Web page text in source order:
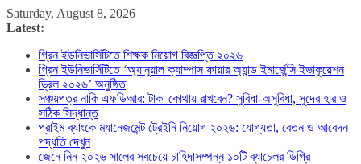
Skip
to
Saturday, August 8, 2026
Latest:
গ্রিন ইউনিভার্সিটিতে শিক্ষক নিয়োগ বিজ্ঞপ্তি ২০২৬
গ্রিন ইউনিভার্সিটিতে ‘অ্যানুয়াল ক্যাম্পাস ফায়ার অ্যান্ড ইমার্জেন্সি ইভাকুয়েশন
ড্রিল ২০২৬’ অনুষ্ঠিত
সঞ্চয়পত্র নাকি এফডিআর: টাকা কোথায় রাখবেন? সুবিধা-অসুবিধা, সুদের হার ও
সঠিক সিদ্ধান্ত
প্রাইম ব্যাংকে ম্যানেজমেন্ট ট্রেইনি নিয়োগ ২০২৬: যোগ্যতা, বেতন ও আবেদন
পদ্ধতি দেখুন
জেনে নিন ২০২৬ সালের সবচেয়ে চাহিদাসম্পন্ন ১০টি ব্যাচেলর ডিগ্রি